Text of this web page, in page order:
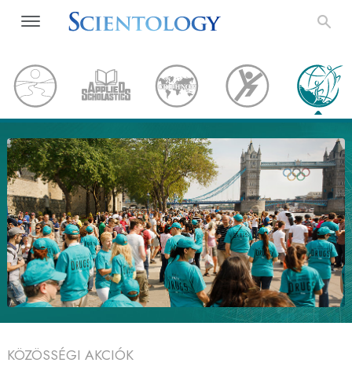
KÖZÖSSÉGI AKCIÓK